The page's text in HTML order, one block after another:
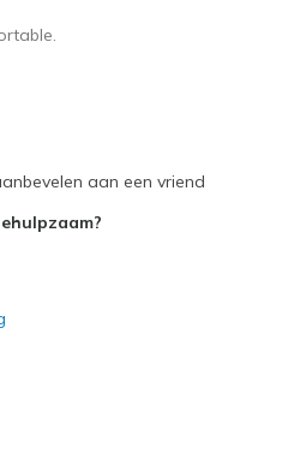
for Wearing
aan een vriend